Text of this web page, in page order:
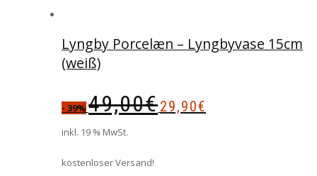
Lyngby Porcelæn – Lyngbyvase 15cm
(weiß)
- 39% 49,00€ Preis
29,90€
inkl. 19 % MwSt.
kostenloser Versand!